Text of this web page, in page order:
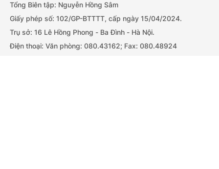
Tổng Biên tập: Nguyễn Hồng Sâm
Giấy phép số: 102/GP-BTTTT, cấp ngày 15/04/2024.
Trụ sở: 16 Lê Hồng Phong - Ba Đình - Hà Nội.
Điện thoại: Văn phòng: 080.43162; Fax: 080.48924